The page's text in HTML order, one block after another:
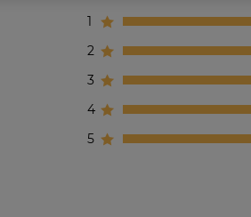
1
2
3
4
5